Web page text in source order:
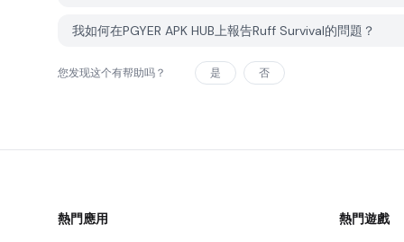
我如何在PGYER APK HUB上報告Ruff Survival的問題？
您发现这个有帮助吗？ 是 否
熱門應用 熱門遊戲